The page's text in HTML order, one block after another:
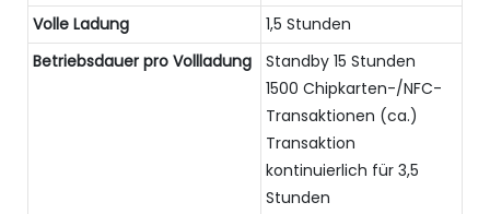
Volle Ladung
1,5 Stunden
Betriebsdauer pro Vollladung
Standby 15 Stunden
1500 Chipkarten-/NFC-
Transaktionen (ca.)
Transaktion
kontinuierlich für 3,5
Stunden